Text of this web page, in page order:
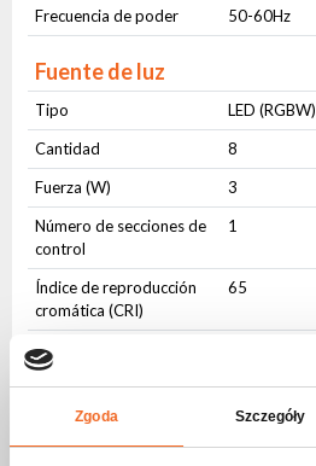
Zgoda Szczegóły
Frecuencia de poder
50-60Hz
Fuente de luz
Tipo
LED (RGBW)
Cantidad
8
Fuerza (W)
3
Número de secciones de
control
1
Índice de reproducción
cromática (CRI)
65
Sistema de mezcla de colores